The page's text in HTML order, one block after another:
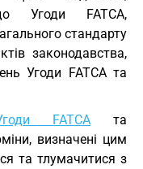
Угоди FATCA,
стандарту
законодавства,
Угоди FATCA та
FATCAта
визначені цим
та тлумачитися з